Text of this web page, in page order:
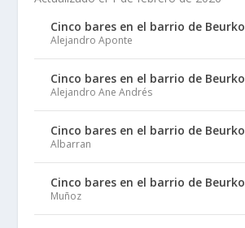
Cinco bares en el barrio de Beurko
Alejandro Aponte
Cinco bares en el barrio de Beurko
Alejandro Ane Andrés
Cinco bares en el barrio de Beurko
Albarran
Cinco bares en el barrio de Beurko
Muñoz